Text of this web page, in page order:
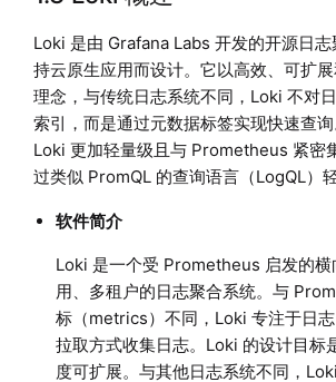
Loki 是由 Grafana Labs 开发的开源日
持云原生应用而设计。它以高效、可扩
理念，与传统日志系统不同，Loki 不对
索引，而是通过元数据标签实现快速查
Loki 更加轻量级且与 Prometheus 紧密
过类似 PromQL 的查询语言（LogQL）
软件简介
Loki 是一个受 Prometheus 启发的横
用、多租户的日志聚合系统。与
标（metrics）不同，Loki 专注于日
拉取方式收集日志。Loki 的设计目标
度可扩展。与其他日志系统不同，